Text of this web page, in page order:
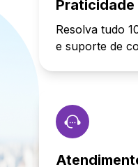
Praticidade
Resolva tudo
e suporte de